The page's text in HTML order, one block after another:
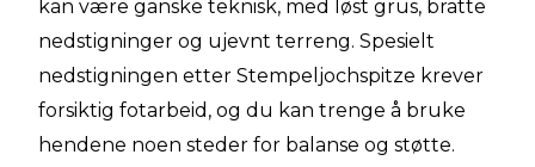
kan være ganske teknisk, med løst grus, bratte
nedstigninger og ujevnt terreng. Spesielt
nedstigningen etter Stempeljochspitze krever
forsiktig fotarbeid, og du kan trenge å bruke
hendene noen steder for balanse og støtte.